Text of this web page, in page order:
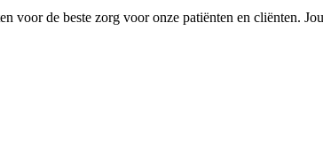
de beste zorg voor onze patiënten en cliënten.